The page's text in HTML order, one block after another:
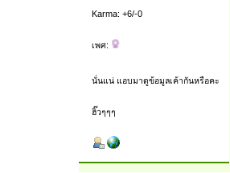
Karma: +6/-0
เพศ:
นั่นแน่ แอบมาดูข้อมูลเค้ากันหรือคะ
ฮิ๊วๆๆๆ